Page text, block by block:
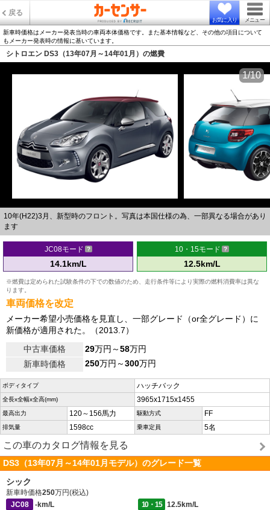
戻る
お気に入り メニュー
新車時価格はメーカー発表当時の車両本体価格です。また基本情報など、その他の項目について
もメーカー発表時の情報に基いています。
シトロエン DS3（13年07月～14年01月）の燃費
10年(H22)3月、新型時のフロント。写真は本国仕様の為、一部異なる場合があり
ます
1/10
JC08モード
14.1km/L
10・15モード
12.5km/L
※燃費は定められた試験条件の下での数値のため、走行条件等により実際の燃料消費率は異な
ります。
車両価格を改定
メーカー希望小売価格を見直し、一部グレード（or全グレード）に
新価格が適用された。（2013.7）
中古車価格
29万円～58万円
新車時価格
250万円～300万円
ボディタイプ ハッチバック
全長x全幅x全高(mm) 3965x1715x1455
最高出力 120～156馬力 駆動方式 FF
排気量 1598cc 乗車定員 5名
この車のカタログ情報を見る
DS3（13年07月～14年01月モデル）のグレード一覧
シック
新車時価格250万円(税込)
JC08
-km/L 10・15
12.5km/L